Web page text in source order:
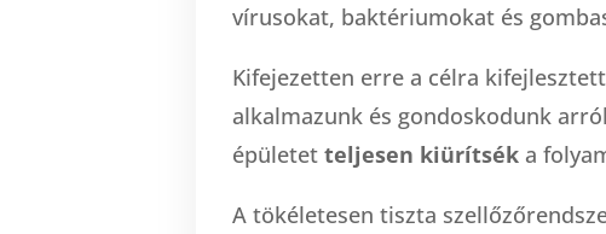
vírusokat, baktériumokat és
Kifejezetten erre a célra
alkalmazunk és gondoskodunk
épületet teljesen kiürítsék a
A tökéletesen tiszta